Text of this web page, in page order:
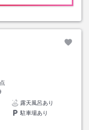
露天風呂あり
駐車場あり